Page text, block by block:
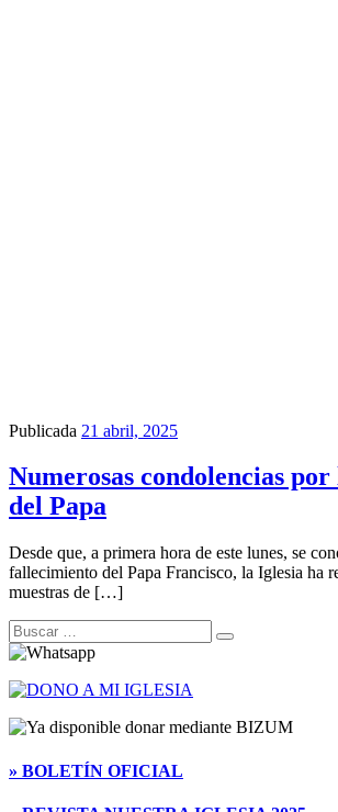
Publicada 21 abril, 2025
Numerosas condolencias
del Papa
Desde que, a primera hora de este lunes, se
fallecimiento del Papa Francisco, la Iglesia ha
muestras de […]
Buscar
Buscar
» BOLETÍN OFICIAL